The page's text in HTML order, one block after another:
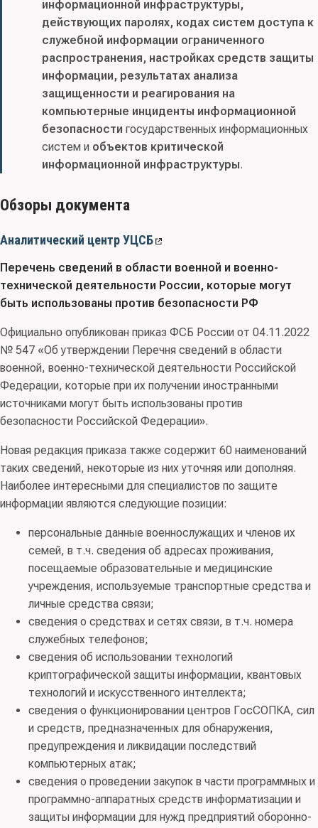
информационной инфраструктуры,
действующих паролях, кодах систем доступа к
служебной информации ограниченного
распространения, настройках средств защиты
информации, результатах анализа
защищенности и реагирования на
компьютерные инциденты информационной
безопасности государственных информационных
систем и объектов критической
информационной инфраструктуры.
Обзоры документа
Аналитический центр УЦСБ
Перечень сведений в области военной и военно-
технической деятельности России, которые могут
быть использованы против безопасности РФ
Официально опубликован приказ ФСБ России от 04.11.2022
№ 547 «Об утверждении Перечня сведений в области
военной, военно-технической деятельности Российской
Федерации, которые при их получении иностранными
источниками могут быть использованы против
безопасности Российской Федерации».
Новая редакция приказа также содержит 60 наименований
таких сведений, некоторые из них уточняя или дополняя.
Наиболее интересными для специалистов по защите
информации являются следующие позиции:
персональные данные военнослужащих и членов их
семей, в т.ч. сведения об адресах проживания,
посещаемые образовательные и медицинские
учреждения, используемые транспортные средства и
личные средства связи;
сведения о средствах и сетях связи, в т.ч. номера
служебных телефонов;
сведения об использовании технологий
криптографической защиты информации, квантовых
технологий и искусственного интеллекта;
сведения о функционировании центров ГосСОПКА, сил
и средств, предназначенных для обнаружения,
предупреждения и ликвидации последствий
компьютерных атак;
сведения о проведении закупок в части программных и
программно-аппаратных средств информатизации и
защиты информации для нужд предприятий оборонно-